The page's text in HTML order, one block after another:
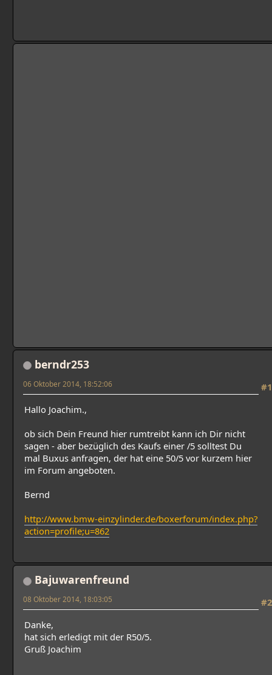
berndr253
#1
06 Oktober 2014, 18:52:06
Hallo Joachim.,
ob sich Dein Freund hier rumtreibt kann ich Dir nicht
sagen - aber bezüglich des Kaufs einer /5 solltest Du
mal Buxus anfragen, der hat eine 50/5 vor kurzem hier
im Forum angeboten.
Bernd
http://www.bmw-einzylinder.de/boxerforum/index.php?
action=profile;u=862
Bajuwarenfreund
#2
08 Oktober 2014, 18:03:05
Danke,
hat sich erledigt mit der R50/5.
Gruß Joachim